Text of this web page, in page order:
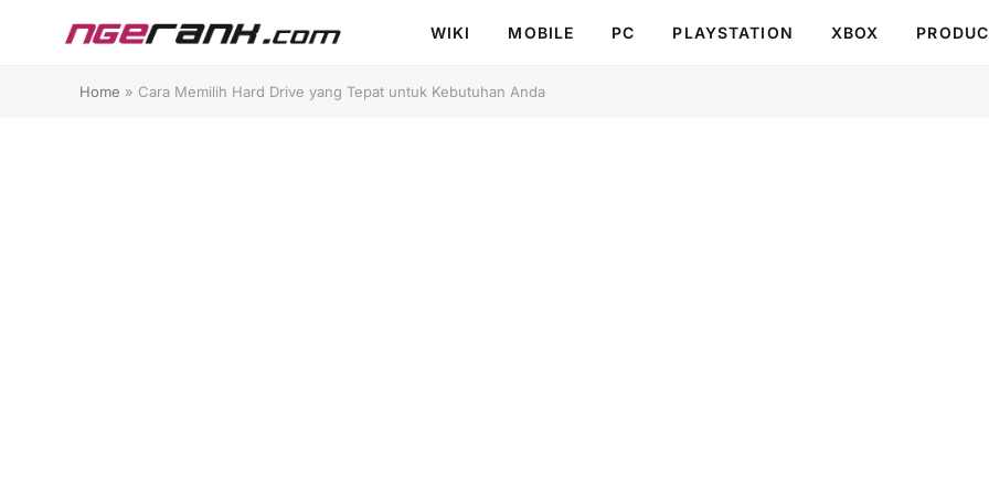
WIKI MOBILE PC PLAYSTATION XBOX
Home » Cara Memilih Hard Drive yang Tepat untuk Kebutuhan Anda